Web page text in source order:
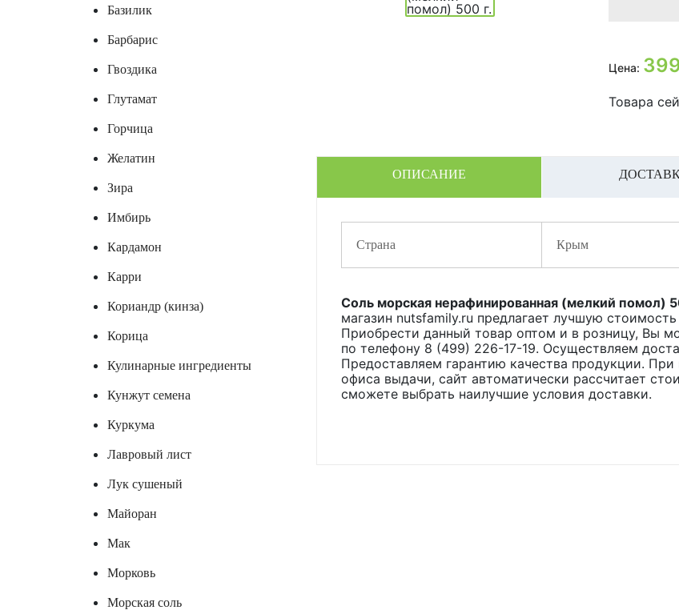
Базилик
Барбарис
Гвоздика
Глутамат
Горчица
Желатин
Зира
Имбирь
Кардамон
Карри
Кориандр (кинза)
Корица
Кулинарные ингредиенты
Кунжут семена
Куркума
Лавровый лист
Лук сушеный
Майоран
Мак
Морковь
Морская соль
Цена:
Товара
ОПИСАНИЕ
Страна Крым
Соль морская нерафинированная (мелкий помол)
магазин nutsfamily.ru предлагает лучшую
Приобрести данный товар оптом и в розницу, Вы
по телефону 8 (499) 226-17-19. Осуществляем
Предоставляем гарантию качества продукции.
офиса выдачи, сайт автоматически рассчитает
сможете выбрать наилучшие условия доставки.